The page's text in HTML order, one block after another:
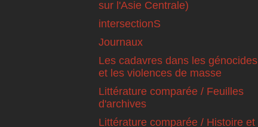
sur l'Asie Centrale)
intersectionS
Journaux
Les cadavres dans les génocides
et les violences de masse
Littérature comparée / Feuilles
d'archives
Littérature comparée / Histoire et